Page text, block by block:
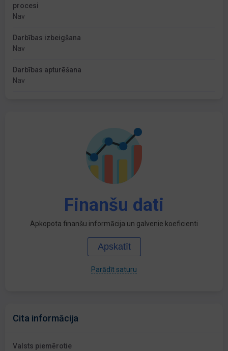
procesi
Nav
Darbības izbeigšana
Nav
Darbības apturēšana
Nav
Finanšu dati
Apkopota finanšu informācija un galvenie koeficienti
Apskatīt
Parādīt saturu
Cita informācija
Valsts piemērotie